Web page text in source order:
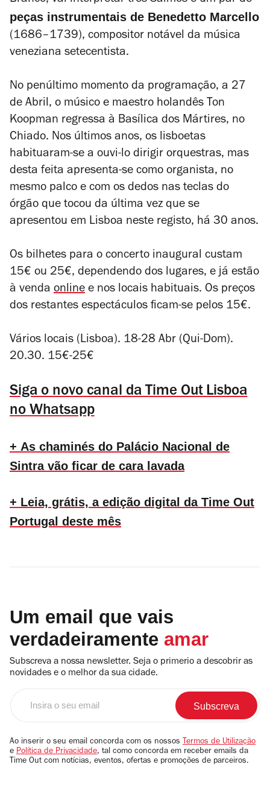
peças instrumentais de Benedetto Marcello
(1686–1739), compositor notável da música
veneziana setecentista.
No penúltimo momento da programação, a 27
de Abril, o músico e maestro holandês Ton
Koopman regressa à Basílica dos Mártires, no
Chiado. Nos últimos anos, os lisboetas
habituaram-se a ouvi-lo dirigir orquestras, mas
desta feita apresenta-se como organista, no
mesmo palco e com os dedos nas teclas do
órgão que tocou da última vez que se
apresentou em Lisboa neste registo, há 30 anos.
Os bilhetes para o concerto inaugural custam
15€ ou 25€, dependendo dos lugares, e já estão
à venda online e nos locais habituais. Os preços
dos restantes espectáculos ficam-se pelos 15€.
Vários locais (Lisboa). 18-28 Abr (Qui-Dom).
20.30. 15€-25€
Siga o novo canal da Time Out Lisboa
no Whatsapp
+ As chaminés do Palácio Nacional de
Sintra vão ficar de cara lavada
+ Leia, grátis, a edição digital da Time Out
Portugal deste mês
Um email que vais
verdadeiramente amar
Subscreva a nossa newsletter. Seja o primerio a descobrir as
novidades e o melhor da sua cidade.
email
Ao inserir o seu email concorda com os nossos Termos de Utilização
e Política de Privacidade, tal como concorda em receber emails da
Time Out com notícias, eventos, ofertas e promoções de parceiros.